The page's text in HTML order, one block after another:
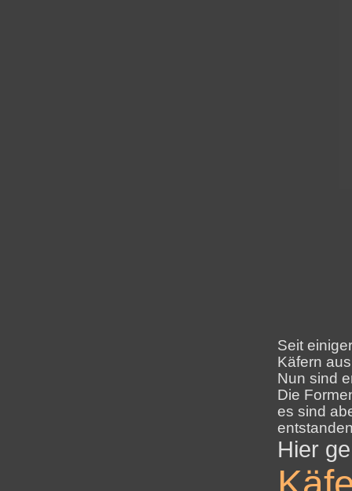
Seit
Käfern
Nun sind
Die
es sind
Hier